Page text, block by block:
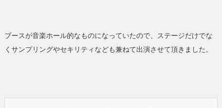
ブースが音楽ホール的なものになっていたので、ステージだけでな
くサンプリングやセキリティなども兼ねて出演させて頂きました。